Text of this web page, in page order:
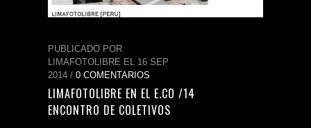
PUBLICADO POR
LIMAFOTOLIBRE EL 16 SEP
2014 / 0 COMENTARIOS
LIMAFOTOLIBRE EN EL E.CO /14
ENCONTRO DE COLETIVOS